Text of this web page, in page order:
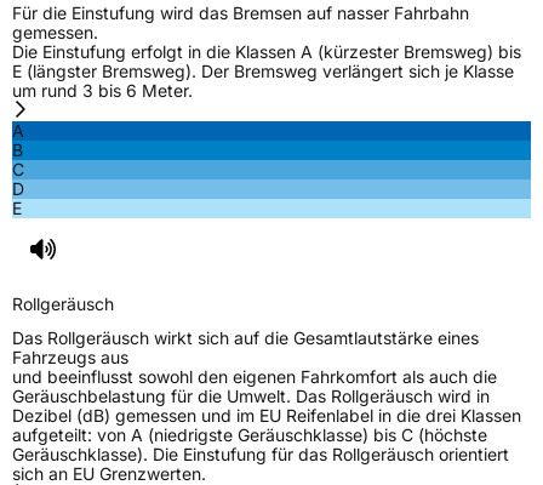
Für die Einstufung wird das Bremsen auf nasser Fahrbahn
gemessen.
Die Einstufung erfolgt in die Klassen A (kürzester Bremsweg) bis
E (längster Bremsweg). Der Bremsweg verlängert sich je Klasse
um rund 3 bis 6 Meter.
A
B
C
D
E
Rollgeräusch
Das Rollgeräusch wirkt sich auf die Gesamtlautstärke eines
Fahrzeugs aus
und beeinflusst sowohl den eigenen Fahrkomfort als auch die
Geräuschbelastung für die Umwelt. Das Rollgeräusch wird in
Dezibel (dB) gemessen und im EU Reifenlabel in die drei Klassen
aufgeteilt: von A (niedrigste Geräuschklasse) bis C (höchste
Geräuschklasse). Die Einstufung für das Rollgeräusch orientiert
sich an EU Grenzwerten.